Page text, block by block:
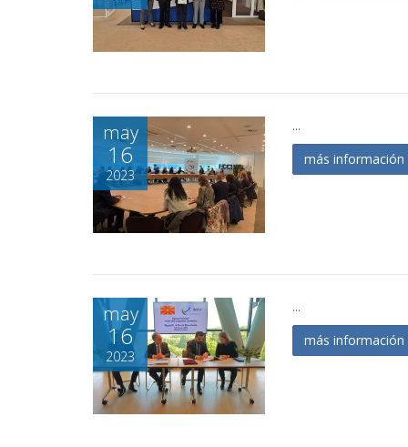
may
16
2023
...
más información
may
16
2023
...
más información